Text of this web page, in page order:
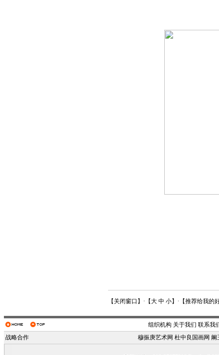
【 关闭窗口 】·【大 中 小】·【推荐给我的
组织机构 关于我们 联系我
战略合作
穆振庚艺术网 杜中良国画网 阚